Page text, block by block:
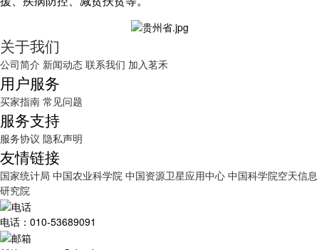
关于我们
公司简介 新闻动态 联系我们 加入茗禾
用户服务
买家指南 常见问题
服务支持
服务协议 隐私声明
友情链接
国家统计局 中国农业科学院 中国资源卫星应用中心 中国科学院空天信息
研究院
电话：010-53689091